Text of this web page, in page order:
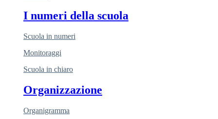
I numeri della scuola
Scuola in numeri
Monitoraggi
Scuola in chiaro
Organizzazione
Organigramma